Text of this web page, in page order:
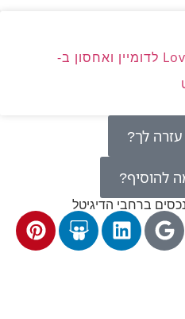
איך להעביר אתר מ-Lovable לדומיין ואחסון ב-
לך?
להוסיף?